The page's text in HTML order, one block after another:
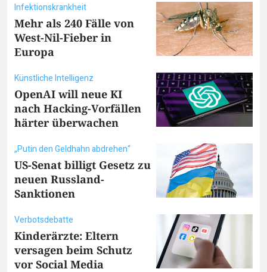
Infektionskrankheit
Mehr als 240 Fälle von
West-Nil-Fieber in
Europa
Künstliche Intelligenz
OpenAI will neue KI
nach Hacking-Vorfällen
härter überwachen
„Putin den Geldhahn abdrehen“
US-Senat billigt Gesetz zu
neuen Russland-
Sanktionen
Verbotsdebatte
Kinderärzte: Eltern
versagen beim Schutz
vor Social Media